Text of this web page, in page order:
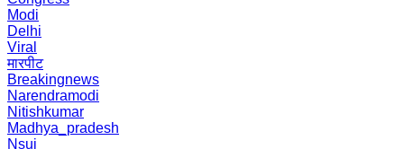
Modi
Delhi
Viral
मारपीट
Breakingnews
Narendramodi
Nitishkumar
Madhya_pradesh
Nsui